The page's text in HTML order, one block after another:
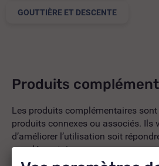
GOUTTIÈRE ET DESCENTE
Produits
Les produits complémentaires
produits connexes ou associés. Ils
d’améliorer l’utilisation soit
supplémentaires.